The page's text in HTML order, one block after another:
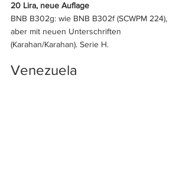
20 Lira, neue Auflage
BNB B302g: wie BNB B302f (SCWPM 224),
aber mit neuen Unterschriften
(Karahan/Karahan). Serie H.
Venezuela